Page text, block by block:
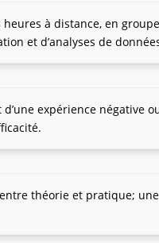
à distance, en
et d’analyses de
expérience négative
théorie et pratique;